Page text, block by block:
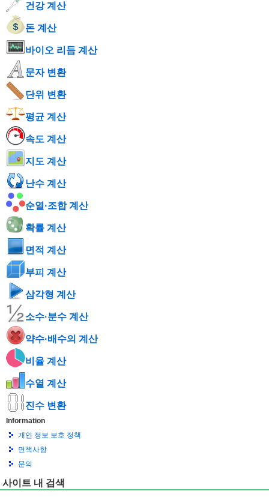
건강 계산
돈 계산
바이오 리듬 계산
문자 변환
단위 변환
평균 계산
속도 계산
지도 계산
난수 계산
순열·조합 계산
확률 계산
면적 계산
부피 계산
삼각형 계산
소수·분수 계산
약수·배수의 계산
비율 계산
수열 계산
진수 변환
Information
개인 정보 보호 정책
면책사항
문의
사이트 내 검색